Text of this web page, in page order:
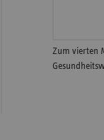
Zum vierten